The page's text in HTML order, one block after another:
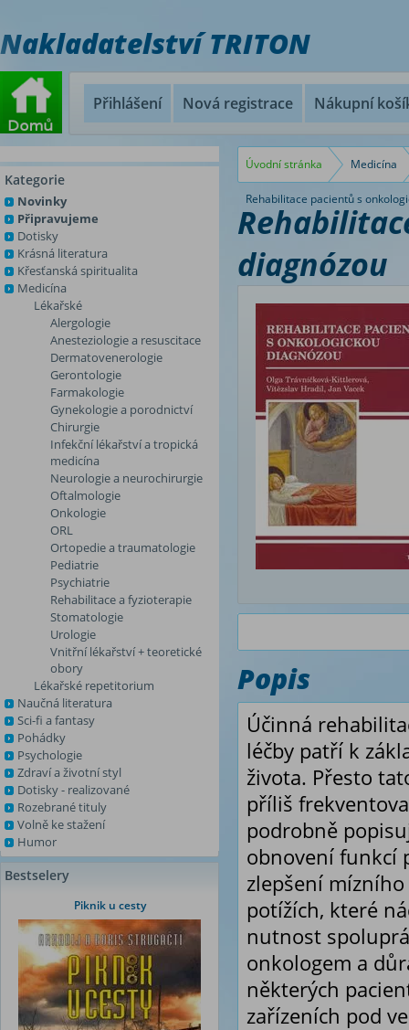
Nakladatelství TRITON
Přihlášení Nová registrace Nákupní
Kategorie
Novinky
Připravujeme
Dotisky
Krásná literatura
Křesťanská spiritualita
Medicína
Lékařské
Alergologie
Anesteziologie a resuscitace
Dermatovenerologie
Gerontologie
Farmakologie
Gynekologie a porodnictví
Chirurgie
Infekční lékařství a tropická
medicína
Neurologie a neurochirurgie
Oftalmologie
Onkologie
ORL
Ortopedie a traumatologie
Pediatrie
Psychiatrie
Rehabilitace a fyzioterapie
Stomatologie
Urologie
Vnitřní lékařství + teoretické
obory
Lékařské repetitorium
Naučná literatura
Sci-fi a fantasy
Pohádky
Psychologie
Zdraví a životní styl
Dotisky - realizované
Rozebrané tituly
Volně ke stažení
Humor
Bestselery
Piknik u cesty
Úvodní stránka Medicína
Rehabilitace pacientů s
diagnózou
Popis
Účinná
léčby patří k
života. Přesto
příliš
podrobně
obnovení funkcí
zlepšení
potížích, které
nutnost
onkologem a
některých
zařízeních pod